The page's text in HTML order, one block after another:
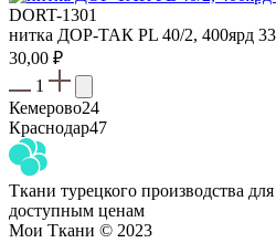
DORT-1301
нитка ДОР-ТАК PL 40/2, 400ярд
30,00 ₽
1
Кемерово24
Краснодар47
Ткани турецкого производства
доступным ценам
Мои Ткани © 2023